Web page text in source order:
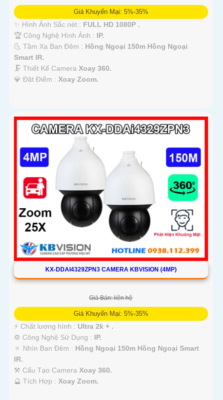
Giá Khuyến Mại: 5%-35%
✨ Hình Ảnh Sắc nét : FULL HD 1080P .
🏆 Công Nghệ Hình Ảnh : IP.
🌜 Tầm Xa Ban Đêm : Hồng Ngoại 150m Hồng Ngoại
Smart IR.
🗜️ Thiết Kế Camera Xoay 360.
️💎 Đặt Điểm : Xoay Zoom.
KX-DDAI4329ZPN3 CAMERA KBVISION (4MP)
Giá Bán: liên hệ
Giá Khuyến Mại: 5%-35%
️⚡ Chất lượng hình : Ultra 2k + .
⚙ Công Nghệ Sử Dụng : IP.
🔅 Nhìn Ban Đêm : Hồng Ngoại 150m Hồng Ngoại Smart
IR.
⚒ Cấu Tạo Camera Xoay 360.
️🔮 Tích Hợp : Xoay Zoom.